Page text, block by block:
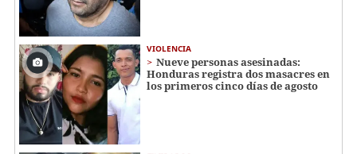
VIOLENCIA
Nueve personas asesinadas:
Honduras registra dos masacres en
los primeros cinco días de agosto